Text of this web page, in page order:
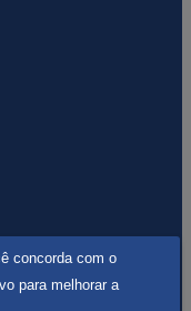
concorda com o
para melhorar a
Itabuna - Bahia